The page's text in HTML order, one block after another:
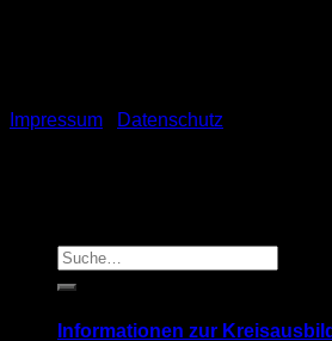
Impressum
Datenschutz
Informationen zur